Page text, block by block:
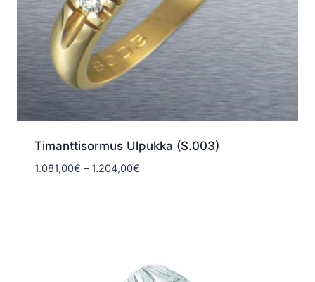
Timanttisormus Ulpukka (S.003)
1.081,00€ – 1.204,00€Hintaluokka: